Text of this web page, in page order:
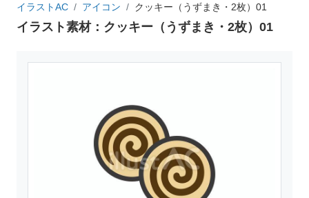
イラストAC
アイコン クッキー（うずまき・2枚）01
イラスト素材：クッキー（うずまき・2枚）01